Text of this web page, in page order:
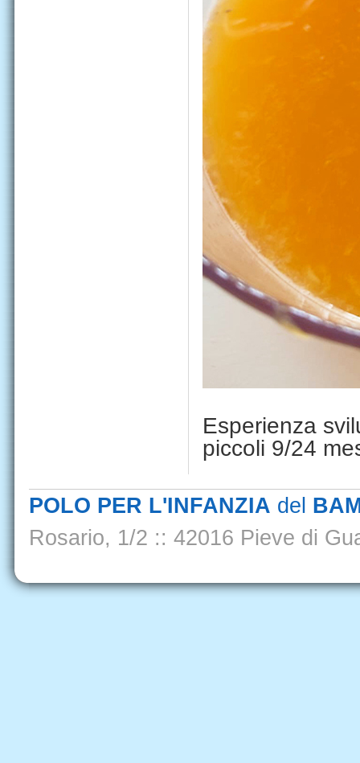
Esperienza
piccoli 9/24
POLO PER L'INFANZIA del
Rosario, 1/2 :: 42016 Pieve di